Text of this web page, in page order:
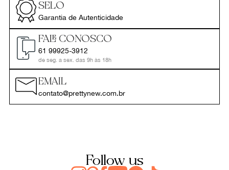
SELO
Garantia de Autenticidade
FALE CONOSCO
61 99925-3912
de seg. a sex. das 9h às 18h
EMAIL
contato@prettynew.com.br
Follow us